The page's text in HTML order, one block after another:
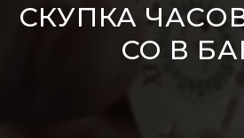
СКУПКА ЧАСОВ
CO В